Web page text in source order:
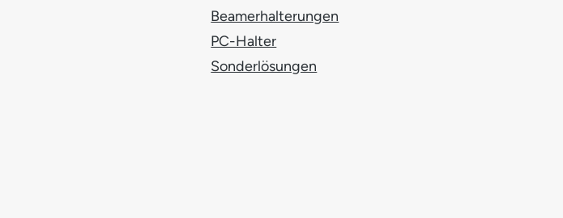
Beamerhalterungen
PC-Halter
Sonderlösungen